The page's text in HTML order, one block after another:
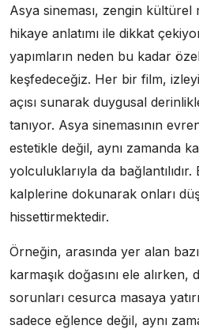
Asya sineması, zengin kültürel
hikaye anlatımı ile dikkat
yapımların neden bu kadar
keşfedeceğiz. Her bir film,
açısı sunarak duygusal
tanıyor. Asya sinemasının
estetikle değil, aynı zamanda
yolculuklarıyla da
kalplerine dokunarak onları
hissettirmektedir.
Örneğin, arasında yer alan
karmaşık doğasını ele
sorunları cesurca masaya
sadece eğlence değil, aynı